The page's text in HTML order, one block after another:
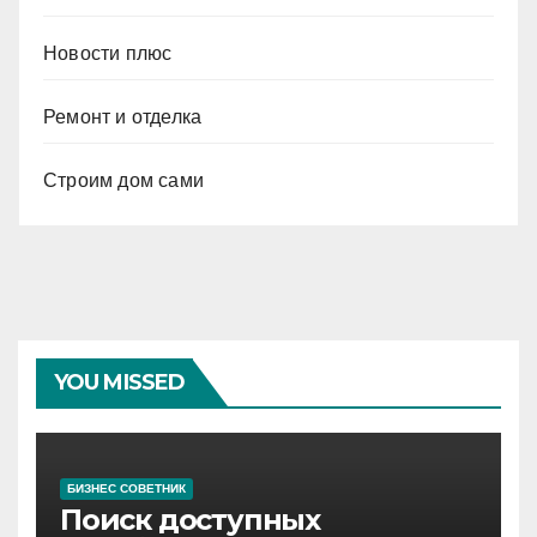
Новости плюс
Ремонт и отделка
Строим дом сами
YOU MISSED
БИЗНЕС СОВЕТНИК
Поиск доступных